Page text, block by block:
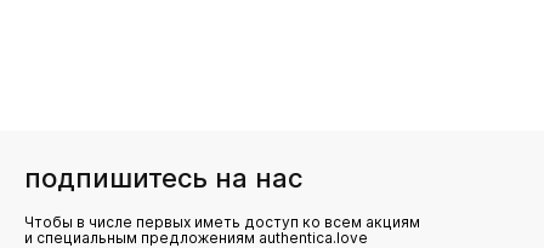
подпишитесь на нас
Чтобы в числе первых иметь доступ ко всем акциям
и специальным предложениям authentica.love